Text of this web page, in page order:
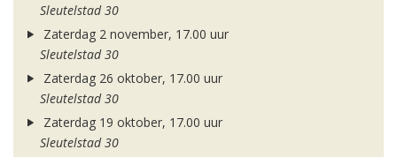
Sleutelstad 30
Zaterdag 2 november, 17.00 uur
Sleutelstad 30
Zaterdag 26 oktober, 17.00 uur
Sleutelstad 30
Zaterdag 19 oktober, 17.00 uur
Sleutelstad 30